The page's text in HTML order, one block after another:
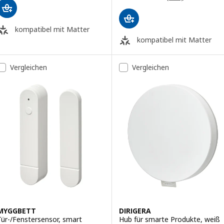
kompatibel mit Matter
kompatibel mit Matter
Vergleichen
Fenstersensor, smart
Vergleichen
DIRIGERA
Hub für smarte Produkte, weiß